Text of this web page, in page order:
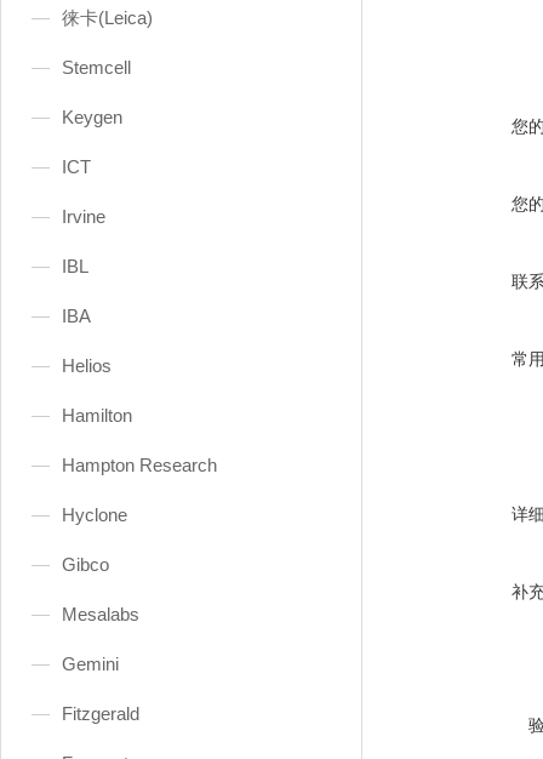
徕卡(Leica)
Stemcell
Keygen
ICT
Irvine
IBL
IBA
Helios
Hamilton
Hampton Research
Hyclone
Gibco
Mesalabs
Gemini
Fitzgerald
您
您
联
常
详
补